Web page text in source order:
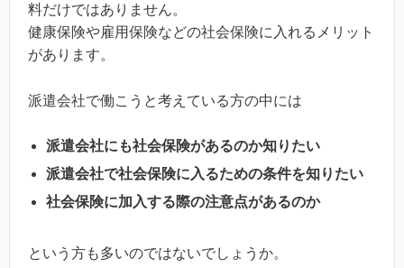
料だけではありません。
健康保険や雇用保険などの社会保険に入れるメリット
があります。
派遣会社で働こうと考えている方の中には
派遣会社にも社会保険があるのか知りたい
派遣会社で社会保険に入るための条件を知りたい
社会保険に加入する際の注意点があるのか
という方も多いのではないでしょうか。